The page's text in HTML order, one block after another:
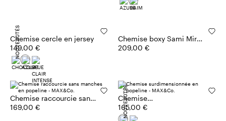
Chemise cercle en jersey
149,00 €
NOUVEAUTÉS
Chemise boxy Sami Miró
&Co.llaboration
209,00 €
Chemise raccourcie sans
manches en popeline
169,00 €
Chemise
surdimensionnée en
popeline
165,00 €
NOUVEAUTÉS